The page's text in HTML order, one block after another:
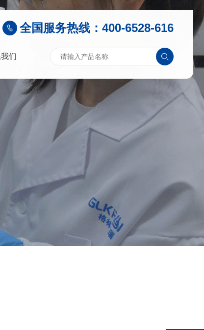
全国服务热线：400-6528-616
们